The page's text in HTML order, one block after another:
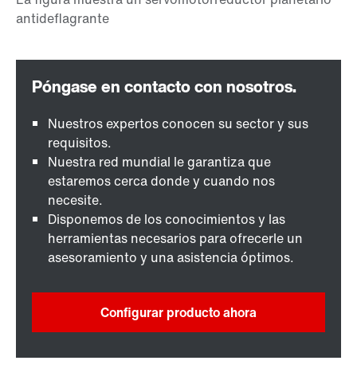
Nuestros expertos conocen su sector y sus
requisitos.
Nuestra red mundial le garantiza que
estaremos cerca donde y cuando nos
necesite.
Disponemos de los conocimientos y las
herramientas necesarios para ofrecerle un
asesoramiento y una asistencia óptimos.
Configurar producto ahora